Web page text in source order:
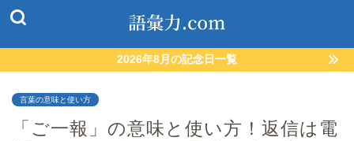
2026年8月の記念日一覧
言葉の意味と使い方
「ご一報」の意味と使い方！返信は電